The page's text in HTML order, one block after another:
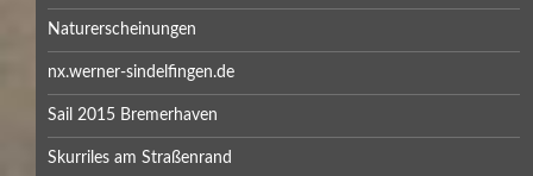
Naturerscheinungen
nx.werner-sindelfingen.de
Sail 2015 Bremerhaven
Skurriles am Straßenrand